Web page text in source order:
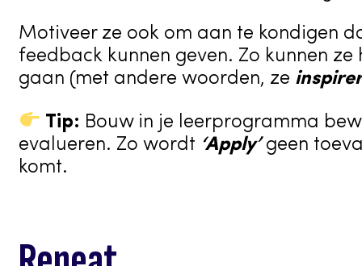
Motiveer ze ook om aan te kondigen
feedback kunnen geven. Zo kunnen
gaan (met andere woorden, ze
Tip: Bouw in je leerprogramma
evalueren. Zo wordt ‘Apply’geen
komt.